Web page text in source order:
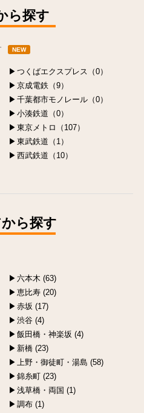
ら探す
NEW
つくばエクスプレス（0）
京成電鉄（9）
千葉都市モノレール（0）
小湊鉄道（0）
東京メトロ（107）
東武鉄道（1）
西武鉄道（10）
ら探す
六本木 (63)
恵比寿 (20)
赤坂 (17)
渋谷 (4)
飯田橋・神楽坂 (4)
新橋 (23)
上野・御徒町・湯島 (58)
錦糸町 (23)
浅草橋・両国 (1)
調布 (1)